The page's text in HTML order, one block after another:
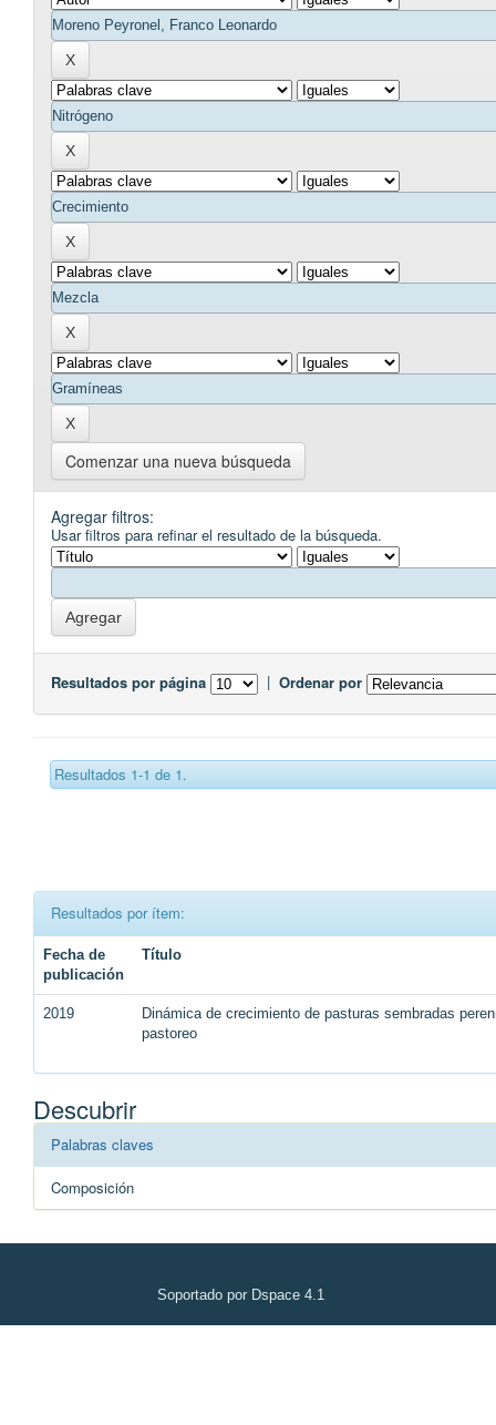
Comenzar una nueva búsqueda
Agregar filtros:
Usar filtros para refinar el resultado de la búsqueda.
Resultados por página | Ordenar por
Resultados 1-1 de 1.
Resultados por ítem:
Fecha de
publicación
Título
2019
Dinámica de crecimiento de pasturas sembradas
pastoreo
Descubrir
Palabras claves
Composición
Soportado por Dspace 4.1